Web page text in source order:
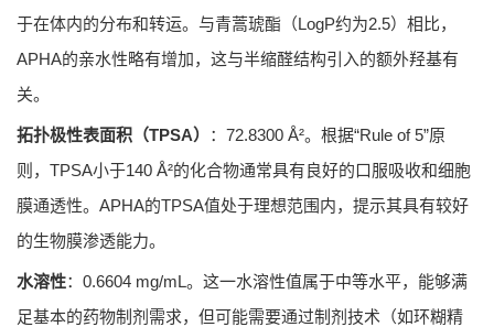
于在体内的分布和转运。与青蒿琥酯（LogP约为2.5）相比，
APHA的亲水性略有增加，这与半缩醛结构引入的额外羟基有
关。
拓扑极性表面积（TPSA）
：72.8300 Å²。根据“Rule of 5”原
则，TPSA小于140 Å²的化合物通常具有良好的口服吸收和细胞
膜通透性。APHA的TPSA值处于理想范围内，提示其具有较好
的生物膜渗透能力。
水溶性：0.6604 mg/mL。这一水溶性值属于中等水平，能够满
足基本的药物制剂需求，但可能需要通过制剂技术（如环糊精